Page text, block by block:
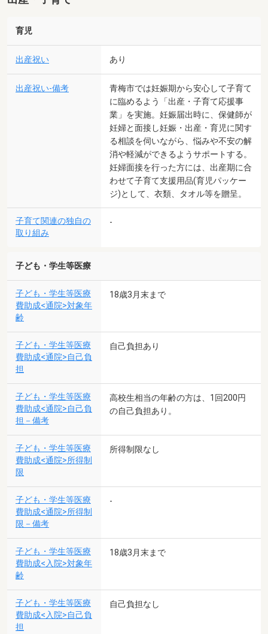
育児
出産祝い あり
出産祝い-備考
青梅市では妊娠期から安心して子育て
に臨めるよう「出産・子育て応援事
業」を実施。妊娠届出時に、保健師が
妊婦と面接し妊娠・出産・育児に関す
る相談を伺いながら、悩みや不安の解
消や軽減ができるようサポートする。
妊婦面接を行った方には、出産期に合
わせて子育て支援用品(育児パッケー
ジ)として、衣類、タオル等を贈呈。
子育て関連の独自の
取り組み
-
子ども・学生等医療
子ども・学生等医療
費助成<通院>対象年
齢
18歳3月末まで
子ども・学生等医療
費助成<通院>自己負
担
自己負担あり
子ども・学生等医療
費助成<通院>自己負
担－備考
高校生相当の年齢の方は、1回200円
の自己負担あり。
子ども・学生等医療
費助成<通院>所得制
限
所得制限なし
子ども・学生等医療
費助成<通院>所得制
限－備考
-
子ども・学生等医療
費助成<入院>対象年
齢
18歳3月末まで
子ども・学生等医療
費助成<入院>自己負
担
自己負担なし